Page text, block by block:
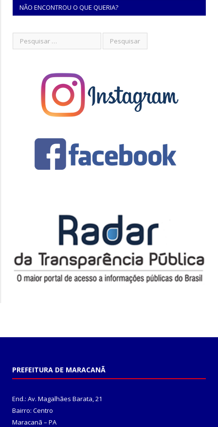
NÃO ENCONTROU O QUE QUERIA?
PREFEITURA DE MARACANÃ
End.: Av. Magalhães Barata, 21
Bairro: Centro
Maracanã – PA